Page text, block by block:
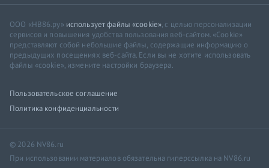
ООО «НВ86.ру» использует файлы «cookie», с целью персонализации
сервисов и повышения удобства пользования веб-сайтом. «Cookie»
представляют собой небольшие файлы, содержащие информацию о
предыдущих посещениях веб-сайта. Если вы не хотите использовать
файлы «cookie», измените настройки браузера.
Пользовательское соглашение
Политика конфиденциальности
© 2026 NV86.ru
При использовании материалов обязательна гиперссылка на NV86.ru